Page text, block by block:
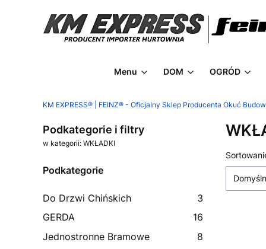
Menu DOM OGRÓD
KM EXPRESS® | FEINZ® - Oficjalny Sklep Producenta Okuć
Podkategorie i filtry
w kategorii: WKŁADKI
Podkategorie
Do Drzwi Chińskich
3
GERDA
16
Jednostronne Bramowe
8
Lista